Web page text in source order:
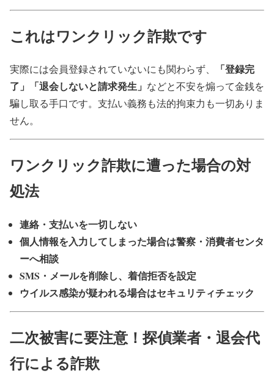
これはワンクリック詐欺です
実際には会員登録されていないにも関わらず、
「登録完
了」「退会しないと請求発生」 などと不安を煽って金銭を
騙し取る手口です。支払い義務も法的拘束力も一切ありま
せん。
ワンクリック詐欺に遭った場合の対
処法
連絡・支払いを一切しない
個人情報を入力してしまった場合は警察・消費者センタ
ーへ相談
SMS・メールを削除し、着信拒否を設定
ウイルス感染が疑われる場合はセキュリティチェック
二次被害に要注意！探偵業者・退会代
行による詐欺